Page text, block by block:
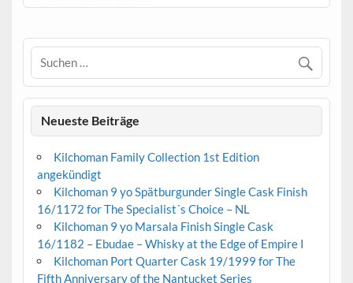
Neueste Beiträge
Kilchoman Family Collection 1st Edition
angekündigt
Kilchoman 9 yo Spätburgunder Single Cask Finish
16/1172 for The Specialist´s Choice – NL
Kilchoman 9 yo Marsala Finish Single Cask
16/1182 – Ebudae – Whisky at the Edge of Empire I
Kilchoman Port Quarter Cask 19/1999 for The
Fifth Anniversary of the Nantucket Series